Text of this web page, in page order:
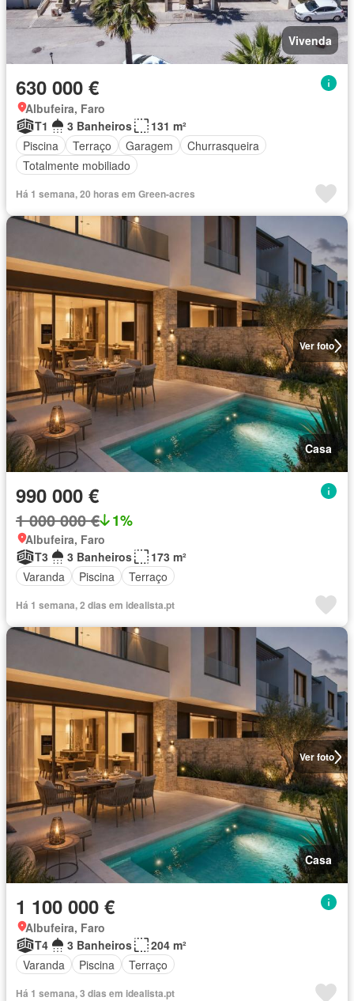
Vivenda
630 000 €
Albufeira, Faro
T1
3 Banheiros
131 m²
Piscina
Terraço Garagem
Churrasqueira
Totalmente mobiliado
Há 1 semana, 20 horas em Green-acres
Ver foto
Casa
990 000 €
1 000 000 € 1%
Albufeira, Faro
T3
3 Banheiros
173 m²
Varanda
Piscina Terraço
Há 1 semana, 2 dias em idealista.pt
Ver foto
Casa
1 100 000 €
Albufeira, Faro
T4
3 Banheiros
204 m²
Varanda
Piscina Terraço
Há 1 semana, 3 dias em idealista.pt